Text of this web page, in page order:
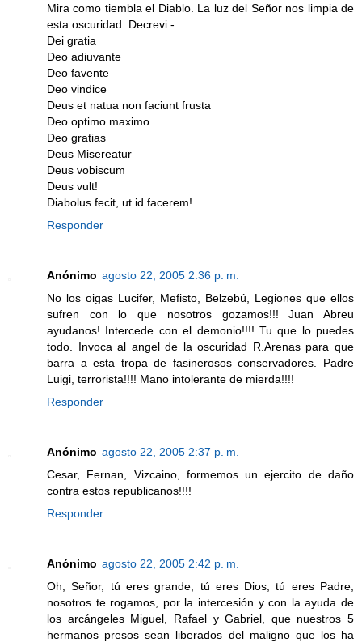
Mira como tiembla el Diablo. La luz del Señor nos limpia de
esta oscuridad. Decrevi -
Dei gratia
Deo adiuvante
Deo favente
Deo vindice
Deus et natua non faciunt frusta
Deo optimo maximo
Deo gratias
Deus Misereatur
Deus vobiscum
Deus vult!
Diabolus fecit, ut id facerem!
Responder
Anónimo agosto 22, 2005 2:36 p. m.
No los oigas Lucifer, Mefisto, Belzebú, Legiones que ellos
sufren con lo que nosotros gozamos!!! Juan Abreu
ayudanos! Intercede con el demonio!!!! Tu que lo puedes
todo. Invoca al angel de la oscuridad R.Arenas para que
barra a esta tropa de fasinerosos conservadores. Padre
Luigi, terrorista!!!! Mano intolerante de mierda!!!!
Responder
Anónimo agosto 22, 2005 2:37 p. m.
Cesar, Fernan, Vizcaino, formemos un ejercito de daño
contra estos republicanos!!!!
Responder
Anónimo agosto 22, 2005 2:42 p. m.
Oh, Señor, tú eres grande, tú eres Dios, tú eres Padre,
nosotros te rogamos, por la intercesión y con la ayuda de
los arcángeles Miguel, Rafael y Gabriel, que nuestros 5
hermanos presos sean liberados del maligno que los ha